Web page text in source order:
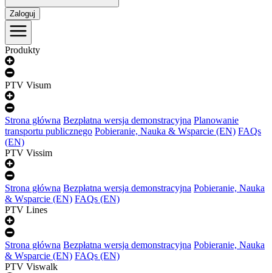
Zaloguj
Produkty
PTV Visum
Strona główna Bezpłatna wersja demonstracyjna Planowanie
transportu publicznego Pobieranie, Nauka & Wsparcie (EN) FAQs
(EN)
PTV Vissim
Strona główna Bezpłatna wersja demonstracyjna Pobieranie, Nauka
& Wsparcie (EN) FAQs (EN)
PTV Lines
Strona główna Bezpłatna wersja demonstracyjna Pobieranie, Nauka
& Wsparcie (EN) FAQs (EN)
PTV Viswalk